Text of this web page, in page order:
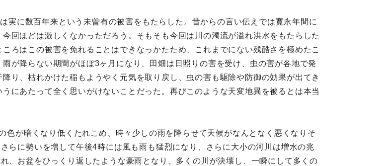
実に数百年来という未曽有の被害をもたらした。昔からの言い伝えでは寛永年間に
回ほどは激しくなかっただろう。そもそも今回は川の濁流が溢れ洪水をもたらした
ろはこの被害を免れることはできなっかたため、これまでにない残酷さを極めたこ
が降らない期間がほぼ3ヶ月になり、田畑は日照りの害を受け、虫の害が各地で発
り、枯れかけた稲もようやく元気を取り戻し、虫の害も駆除や防御の効果が出てき
にあたって全く思いがけないことだった。再びこのような天変地異を被るとは本当
が暗くなり低くたれこめ、時々少しの雨を降らせて天候がなんとなく悪くなりそ
らに勢いを増して午後4時には風も雨も猛烈になり、さらに大小の河川は増水の兆
、お盆をひっくり返したような豪雨となり、多くの川が決壊し、一瞬にして多くの